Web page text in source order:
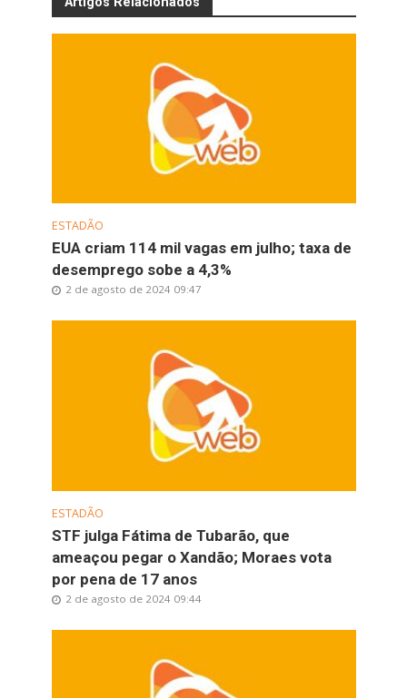
ESTADÃO
EUA criam 114 mil vagas em julho; taxa de
desemprego sobe a 4,3%
2 de agosto de 2024 09:47
ESTADÃO
STF julga Fátima de Tubarão, que
ameaçou pegar o Xandão; Moraes vota
por pena de 17 anos
2 de agosto de 2024 09:44